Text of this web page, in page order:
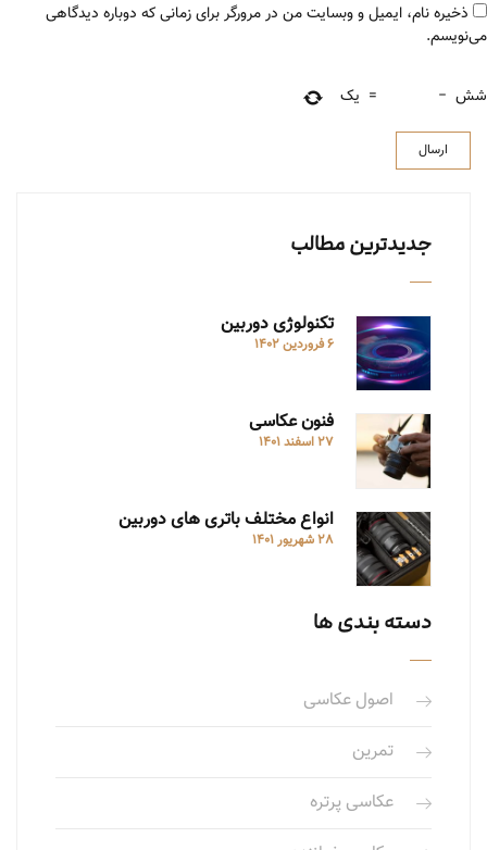
ذخیره نام، ایمیل و وبسایت من در مرورگر برای زمانی که دوباره دیدگاهی
می‌نویسم.
شش −
= یک
جدیدترین مطالب
تکنولوژی دوربین
6 فروردین 1402
فنون عکاسی
27 اسفند 1401
انواع مختلف باتری های دوربین
28 شهریور 1401
دسته بندی ها
اصول عکاسی
تمرین
عکاسی پرتره